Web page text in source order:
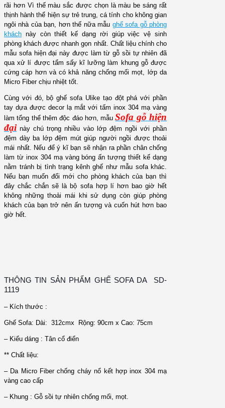
rãi hơn Vì thế màu sắc được chọn là màu be sáng rất
thịnh hành thể hiện sự trẻ trung, cá tính cho không gian
ngôi nhà của bạn, hơn thế nữa mẫu ghế sofa gỗ phòng
khách này còn thiết kế dạng rời giúp việc vệ sinh
phòng khách được nhanh gọn nhất. Chất liệu chính cho
mẫu sofa hiện đại này được làm từ gỗ sồi tự nhiên đã
qua xử lí được tẩm sấy kĩ lưỡng làm khung gỗ được
cứng cáp hơn và có khả năng chống mối mọt, lớp da
Micro Fiber chịu nhiệt tốt.
Cùng với đó, bộ ghế sofa Ulike tạo đột phá với phần
tay dựa được decor lạ mắt với tấm inox 304 mạ vàng
làm tổng thể thêm độc đáo hơn, mẫuSofa gỗ hiện
đại này chú trọng nhiều vào lớp đệm ngồi với phần
đệm dày ba lớp đệm mút giúp người ngồi được thoải
mái nhất. Nếu để ý kĩ bạn sẽ nhận ra phần chân chống
làm từ inox 304 mạ vàng bóng ấn tượng thiết kế dạng
nằm tránh bị tình trạng kênh ghế như mẫu sofa khác.
Nếu bạn muốn đổi mới cho phòng khách của bạn thì
đây chắc chắn sẽ là bộ sofa hợp lí hơn bao giờ hết
không những thoải mái khi sử dụng còn giúp phòng
khách của bạn trở nên ấn tượng và cuốn hút hơn bao
giờ hết.
THÔNG TIN SẢN PHẨM GHẾ SOFA DA SD-
1119
– Kích thước :
Ghế Sofa: Dài: 312cmx Rộng: 90cm x Cao: 75cm
– Kiểu dáng : Tân cổ điển
** Chất liệu:
– Da Micro Fiber chống cháy nổ kết hợp inox 304 mạ
vàng cao cấp
– Khung : Gỗ sồi tự nhiên chống mối, mọt.